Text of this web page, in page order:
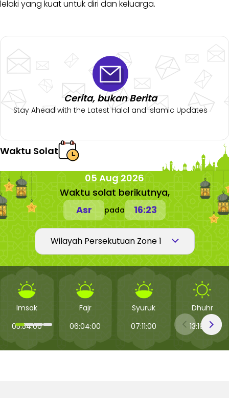
lelaki yang kuat untuk diri dan keluarga.
Cerita, bukan Berita
Stay Ahead with the Latest Halal and Islamic Updates
Waktu Solat
05 Aug 2026
Waktu solat berikutnya,
Asr
pada 16:23
Imsak
05:54:00
Fajr
06:04:00
Syuruk
07:11:00
Dhuhr
13:19:00